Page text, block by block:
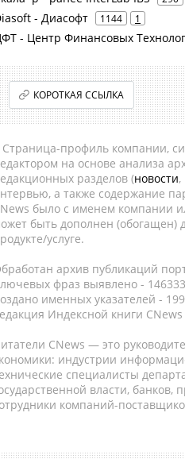
- Диасофт 1144 1
- Центр Финансовых
КОРОТКАЯ ССЫЛКА
профиль компании,
на основе анализа
разделов (новости
а также содержание
было с именем компании
быть дополнен (обогащен)
услуге.
архив публикаций
фраз выявлено -
именных указателей -
Индексной книги CNews
CNews — это
индустрии
специалисты
власти,
компаний-